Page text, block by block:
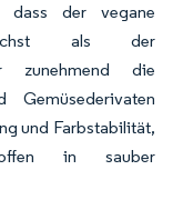
dass der vegane
als der
zunehmend die
und Farbstabilität,
in sauber